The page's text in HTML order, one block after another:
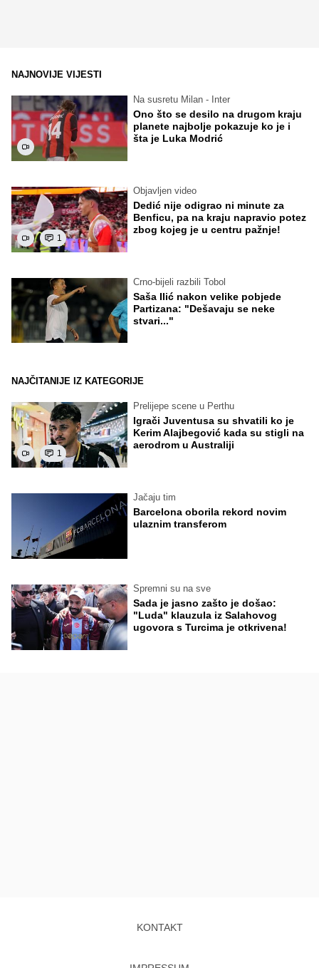
NAJNOVIJE VIJESTI
Na susretu Milan - Inter
Ono što se desilo na drugom kraju
planete najbolje pokazuje ko je i
šta je Luka Modrić
1
Objavljen video
Dedić nije odigrao ni minute za
Benficu, pa na kraju napravio potez
zbog kojeg je u centru pažnje!
Crno-bijeli razbili Tobol
Saša Ilić nakon velike pobjede
Partizana: "Dešavaju se neke
stvari..."
NAJČITANIJE IZ KATEGORIJE
1
Prelijepe scene u Perthu
Igrači Juventusa su shvatili ko je
Kerim Alajbegović kada su stigli na
aerodrom u Australiji
Jačaju tim
Barcelona oborila rekord novim
ulaznim transferom
Spremni su na sve
Sada je jasno zašto je došao:
"Luda" klauzula iz Salahovog
ugovora s Turcima je otkrivena!
KONTAKT